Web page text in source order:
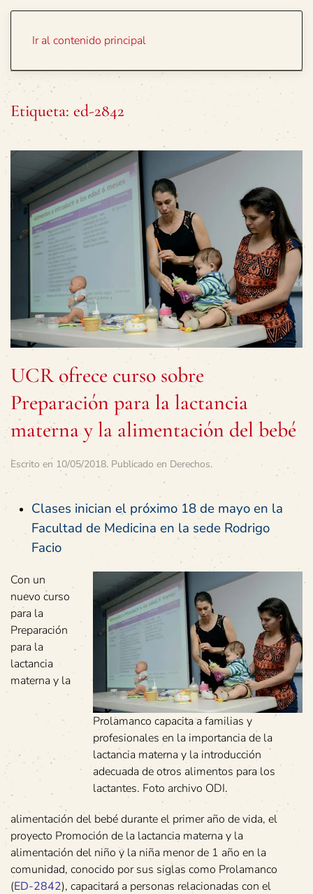
Ir al contenido principal
Etiqueta: ed-2842
UCR ofrece curso sobre
Preparación para la lactancia
materna y la alimentación del bebé
Escrito en 10/05/2018. Publicado en Derechos.
Clases inician el próximo 18 de mayo en la
Facultad de Medicina en la sede Rodrigo
Facio
Prolamanco capacita a familias y
profesionales en la importancia de la
lactancia materna y la introducción
adecuada de otros alimentos para los
lactantes. Foto archivo ODI.
Con un
nuevo curso
para la
Preparación
para la
lactancia
materna y la
alimentación del bebé durante el primer año de vida, el
proyecto Promoción de la lactancia materna y la
alimentación del niño y la niña menor de 1 año en la
comunidad, conocido por sus siglas como Prolamanco
(ED-2842), capacitará a personas relacionadas con el